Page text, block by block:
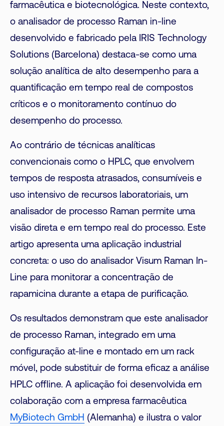
farmacêutica e biotecnológica. Neste contexto,
o analisador de processo Raman in-line
desenvolvido e fabricado pela IRIS Technology
Solutions (Barcelona) destaca-se como uma
solução analítica de alto desempenho para a
quantificação em tempo real de compostos
críticos e o monitoramento contínuo do
desempenho do processo.
Ao contrário de técnicas analíticas
convencionais como o HPLC, que envolvem
tempos de resposta atrasados, consumíveis e
uso intensivo de recursos laboratoriais, um
analisador de processo Raman permite uma
visão direta e em tempo real do processo. Este
artigo apresenta uma aplicação industrial
concreta: o uso do analisador Visum Raman In-
Line para monitorar a concentração de
rapamicina durante a etapa de purificação.
Os resultados demonstram que este analisador
de processo Raman, integrado em uma
configuração at-line e montado em um rack
móvel, pode substituir de forma eficaz a análise
HPLC offline. A aplicação foi desenvolvida em
colaboração com a empresa farmacêutica
MyBiotech GmbH (Alemanha) e ilustra o valor